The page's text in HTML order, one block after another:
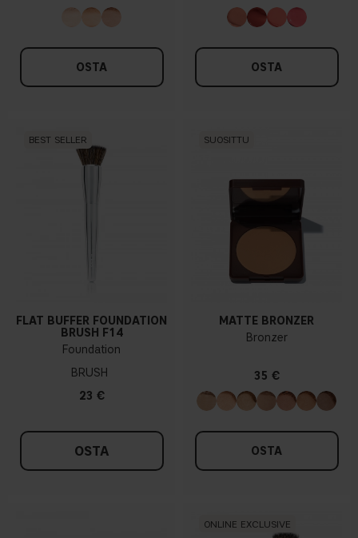
OSTA OSTA
BEST SELLER
FLAT BUFFER FOUNDATION
BRUSH F14
Foundation
BRUSH
23 €
OSTA
SUOSITTU
MATTE BRONZER
Bronzer
35 €
OSTA
ONLINE EXCLUSIVE